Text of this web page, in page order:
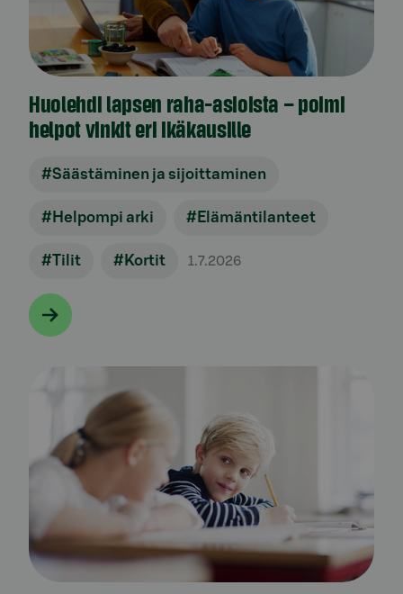
Huolehdi lapsen raha-asioista – poimi
helpot vinkit eri ikäkausille
#Säästäminen ja sijoittaminen
#Helpompi arki #Elämäntilanteet
#Tilit #Kortit 1.7.2026